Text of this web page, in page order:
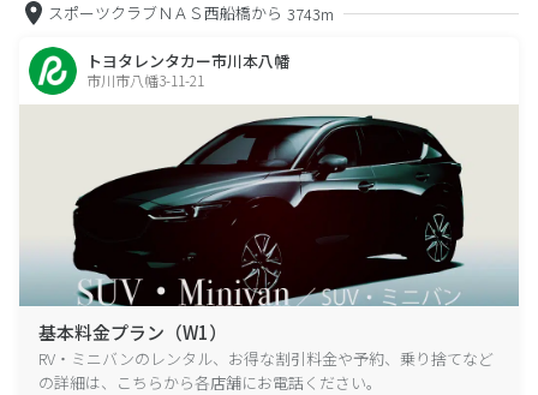
スポーツクラブＮＡＳ西船橋から 3743m
トヨタレンタカー市川本八幡
市川市八幡3-11-21
基本料金プラン（W1）
RV・ミニバンのレンタル、お得な割引料金や予約、乗り捨てなど
の詳細は、こちらから各店舗にお電話ください。